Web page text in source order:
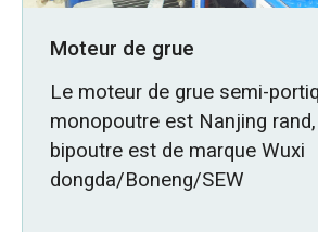
Moteur de grue
Le moteur de grue semi-
monopoutre est Nanjing
bipoutre est de marque Wuxi
dongda/Boneng/SEW